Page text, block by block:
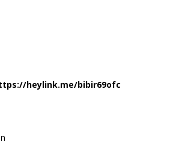
heylink.me/bibir69ofc